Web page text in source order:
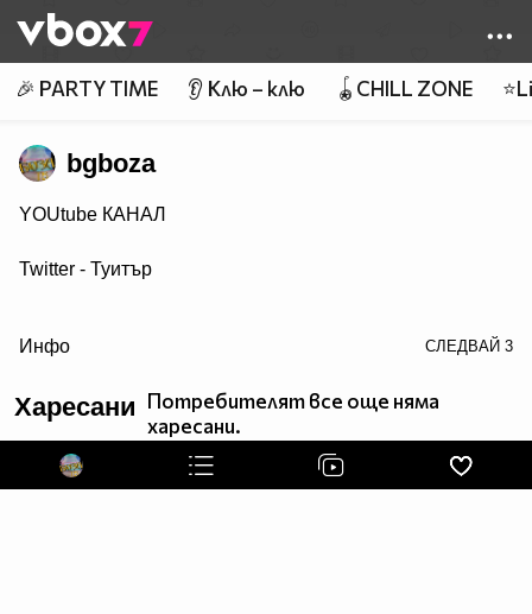
👾
🎉 PARTY TIME 👂 Клю – клю 🪀CHILL ZONE
bgboza
YOUtube КАНАЛ
Twitter - Туитър
С какво се занимавам можете да видите ТУК
УЕБ ДИЗАЙН
Инфо СЛЕДВАЙ 3
Харесани Потребителят все още няма
харесани.